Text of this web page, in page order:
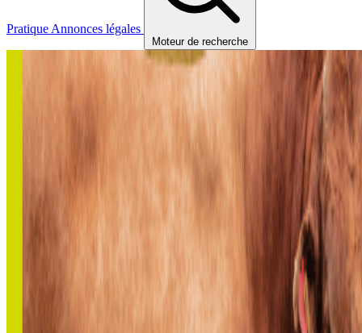
Pratique Annonces légales
Moteur de recherche